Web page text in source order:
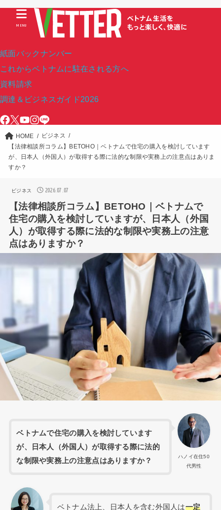
紙面バックナンバー
これからベトナムに駐在される方へ
資料請求
調達＆ビジネスガイド2026
MENU
HOME
ビジネス
【法律相談所コラム】BETOHO｜ベトナムで住宅の購入を検討しています
が、日本人（外国人）が取得する際に法的な制限や実務上の注意点はありま
すか？
ビジネス 2026.07.07
【法律相談所コラム】BETOHO｜ベトナムで
住宅の購入を検討していますが、日本人（外国
人）が取得する際に法的な制限や実務上の注意
点はありますか？
ハノイ在住50
代男性
ベトナムで住宅の購入を検討しています
が、日本人（外国人）が取得する際に法的
な制限や実務上の注意点はありますか？
ベトナム法上、日本人を含む外国人は一定